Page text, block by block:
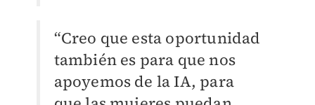
“Creo que esta oportunidad
también es para que nos
apoyemos de la IA, para